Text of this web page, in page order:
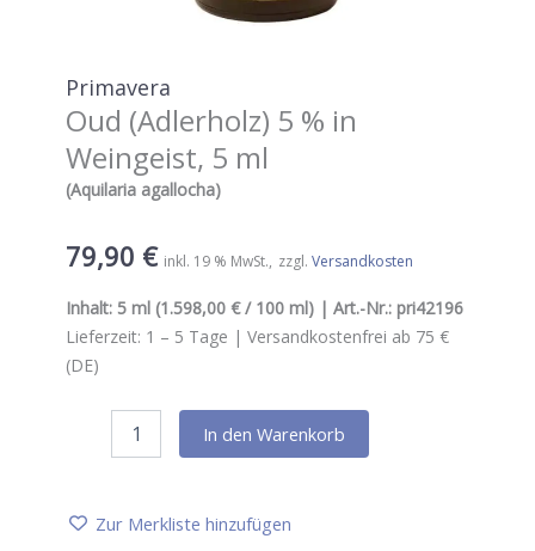
Primavera
Oud (Adlerholz) 5 % in
Weingeist, 5 ml
(Aquilaria agallocha)
79,90 € inkl. 19 % MwSt. zzgl. Versandkosten
Inhalt: 5 ml (1.598,00 € / 100 ml) | Art.-Nr.: pri42196
Lieferzeit: 1 – 5 Tage | Versandkostenfrei ab 75 €
(DE)
%
In den Warenkorb
Zur Merkliste hinzufügen